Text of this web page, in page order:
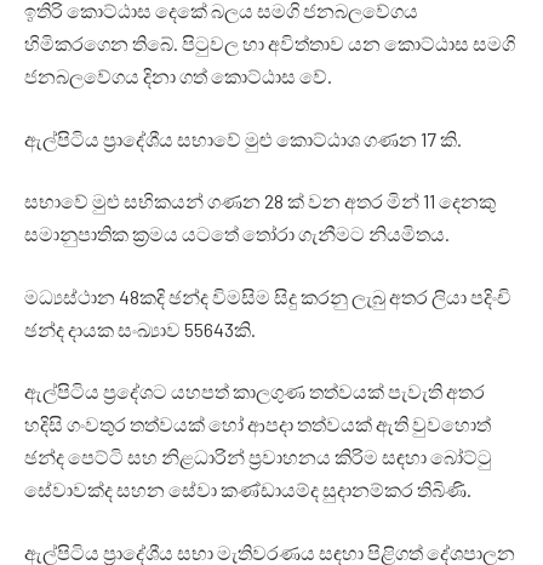
ඉතිරි කොට්ඨාස දෙකේ බලය සමගි ජනබලවේගය
හිමිකරගෙන තිබේ. පිටුවල හා අවිත්තාව යන කොට්ඨාස සමගි
ජනබලවේගය දිනා ගත් කොට්ඨාස වේ.
ඇල්පිටිය ප්‍රාදේශීය සභාවේ මුළු කොට්ඨාශ ගණන 17 කි.
සභාවේ මුළු සභිකයන් ගණන 28 ක් වන අතර මින් 11 දෙනකු
සමානුපාතික ක්‍රමය යටතේ තෝරා ගැනීමට නියමිතය.
මධ්‍යස්ථාන 48කදි ඡන්ද විමසිම සිදු කරනු ලැබු අතර ලියා පදිංචි
ඡන්ද දායක සංඛ්‍යාව 55643කි.
ඇල්පිටිය ප්‍රදේශට යහපත් කාලගුණ තත්වයක් පැවැති අතර
හදිසි ගංවතුර තත්වයක් හෝ ආපදා තත්වයක් ඇති වුවහොත්
ඡන්ද පෙට්ටි සහ නිළධාරින් ප්‍රවාහනය කිරිම සඳහා බෝට්ටු
සේවාවක්ද සහන සේවා කණ්ඩායම්ද සුදානම්කර තිබිණි.
ඇල්පිටිය ප්‍රාදේශීය සභා මැතිවරණය සඳහා පිළිගත් දේශපාලන